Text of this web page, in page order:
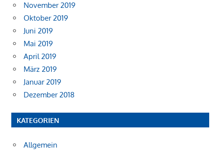
November 2019
Oktober 2019
Juni 2019
Mai 2019
April 2019
März 2019
Januar 2019
Dezember 2018
KATEGORIEN
Allgemein